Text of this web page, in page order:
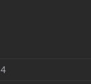
4